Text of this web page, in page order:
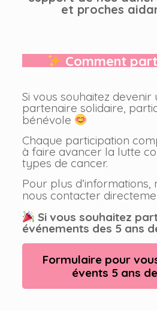
et proches
Comment
Si vous souhaitez devenir
partenaire solidaire,
bénévole
Chaque participation
à faire avancer la lutte
types de cancer.
Pour plus d’informations,
nous contacter
Si vous souhaitez
événements des 5 ans
Formulaire pour
évents 5 ans